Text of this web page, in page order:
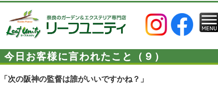
今日お客様に言われたこと（９）
「次の阪神の監督は誰がいいですかね？」